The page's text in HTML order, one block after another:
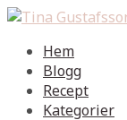
Hem
Blogg
Recept
Kategorier